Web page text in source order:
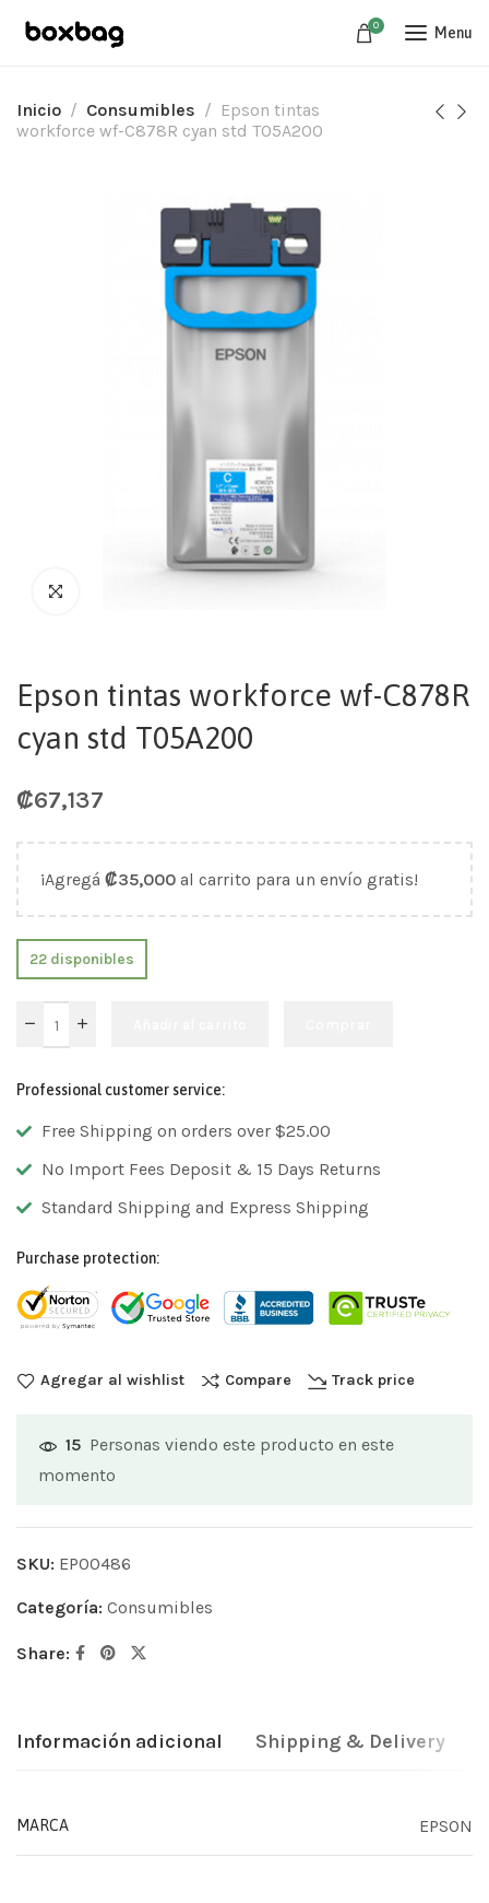
0 Menu
Inicio Consumibles
Epson tintas
workforce wf-C878R cyan std T05A200
Epson tintas workforce wf-C878R
cyan std T05A200
₡67,137
¡Agregá ₡35,000 al carrito para un envío gratis!
22 disponibles
Professional customer service:
Free Shipping on orders over $25.00
No Import Fees Deposit & 15 Days Returns
Standard Shipping and Express Shipping
Purchase protection:
Agregar al wishlist Compare Track price
15 Personas viendo este producto en este
momento
SKU: EP00486
Categoría: Consumibles
Share:
Información adicional Shipping & Delivery
MARCA EPSON